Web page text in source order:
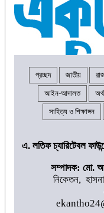
প্রচ্ছদ জাতীয়
আইন-আদালত
সাহিত্য ও শিক্ষাঙ্গন
এ. লতিফ চ্যারিটেবল
সম্পাদক: মো.
নিকেতন,